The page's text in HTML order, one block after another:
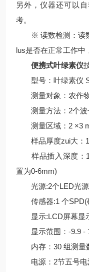
另外，仪器还可以
考。
※ 读数检测：读数
lus是否在正常工作中
便携式叶绿素仪
型号：叶绿素仪
测量对象：农作
测量方法：2个波
测量区域：2 ×3
样品厚度zui大：
样品插入深度：
置为0-6mm)
光源:2个LED光源
传感器:1 个SPD(
显示:LCD屏幕显
显示范围：-9.9 -
内存：30 组测量
电源：2节五号电